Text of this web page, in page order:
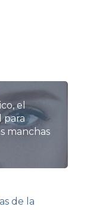
el
para
manchas
de la